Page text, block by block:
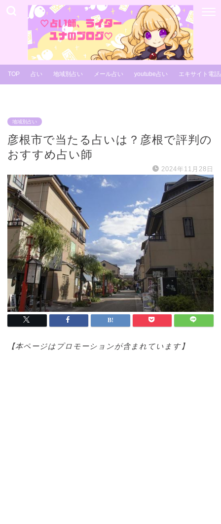
TOP 占い 地域別占い メール占い youtube占い エキサイト電
地域別占い
彦根市で当たる占いは？彦根で評判の
おすすめ占い師
2024年11月28日
【本ページはプロモーションが含まれています】